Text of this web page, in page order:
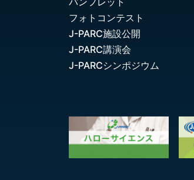
フォトコンテスト
J-PARC施設公開
J-PARC講演会
J-PARCシンポジウム